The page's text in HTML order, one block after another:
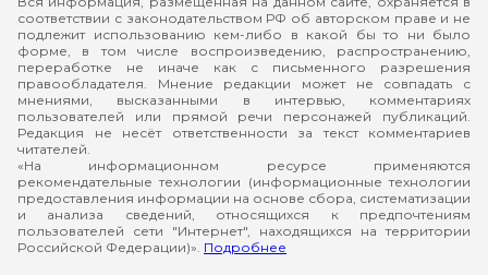
соответствии с законодательством РФ об авторском праве и не
подлежит использованию кем-либо в какой бы то ни было
форме, в том числе воспроизведению, распространению,
переработке не иначе как с письменного разрешения
правообладателя. Мнение редакции может не совпадать с
мнениями, высказанными в интервью, комментариях
пользователей или прямой речи персонажей публикаций.
Редакция не несёт ответственности за текст комментариев
читателей.
«На информационном ресурсе применяются
рекомендательные технологии (информационные технологии
предоставления информации на основе сбора, систематизации
и анализа сведений, относящихся к предпочтениям
пользователей сети "Интернет", находящихся на территории
Российской Федерации)». Подробнее